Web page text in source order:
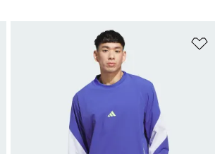
ほしいものリストに追加